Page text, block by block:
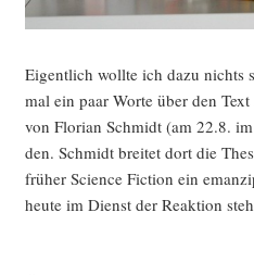
Eigent­lich woll­te ich dazu nichts
mal ein paar Wor­te über den Text
von Flo­ri­an Schmidt (am 22.8. im
den. Schmidt brei­tet dort die
frü­her Sci­ence Fic­tion ein
heu­te im Dienst der Reak­ti­on